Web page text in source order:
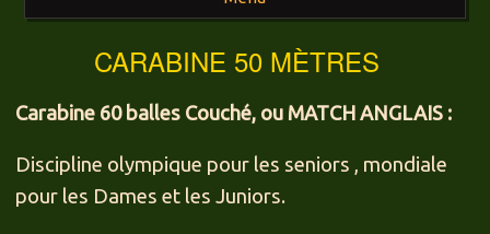
Aller au contenu principal
CARABINE 50 MÈTRES
Carabine 60 balles Couché, ou MATCH ANGLAIS :
Discipline olympique pour les seniors , mondiale
pour les Dames et les Juniors.